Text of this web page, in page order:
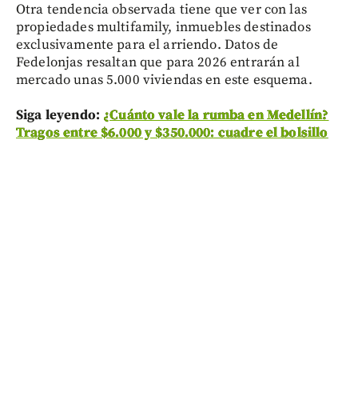
Otra tendencia observada tiene que ver con las
propiedades multifamily, inmuebles destinados
exclusivamente para el arriendo. Datos de
Fedelonjas resaltan que para 2026 entrarán al
mercado unas 5.000 viviendas en este esquema.
Siga leyendo: ¿Cuánto vale la rumba en Medellín?
Tragos entre $6.000 y $350.000: cuadre el bolsillo